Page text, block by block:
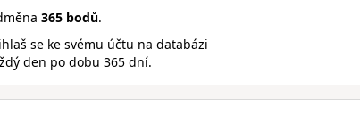
365 bodů.
se ke svému účtu na databázi
den po dobu 365 dní.